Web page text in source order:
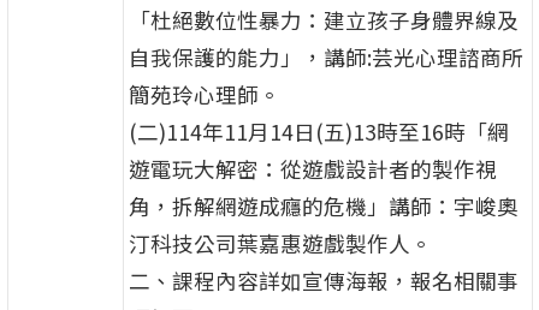
「杜絕數位性暴力：建立孩子身體界線及
自我保護的能力」，講師:芸光心理諮商所
簡苑玲心理師。
(二)114年11月14日(五)13時至16時「網
遊電玩大解密：從遊戲設計者的製作視
角，拆解網遊成癮的危機」講師：宇峻奧
汀科技公司葉嘉惠遊戲製作人。
二、課程內容詳如宣傳海報，報名相關事